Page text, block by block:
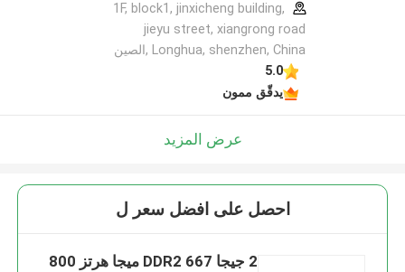
1F, block1, jinxicheng building,
jieyu street, xiangrong road
Longhua, shenzhen, China ,الصين
5.0
يدقّق ممون
عرض المزيد
احصل على افضل سعر ل
2 جيجا DDR2 667 ميجا هرتز 800